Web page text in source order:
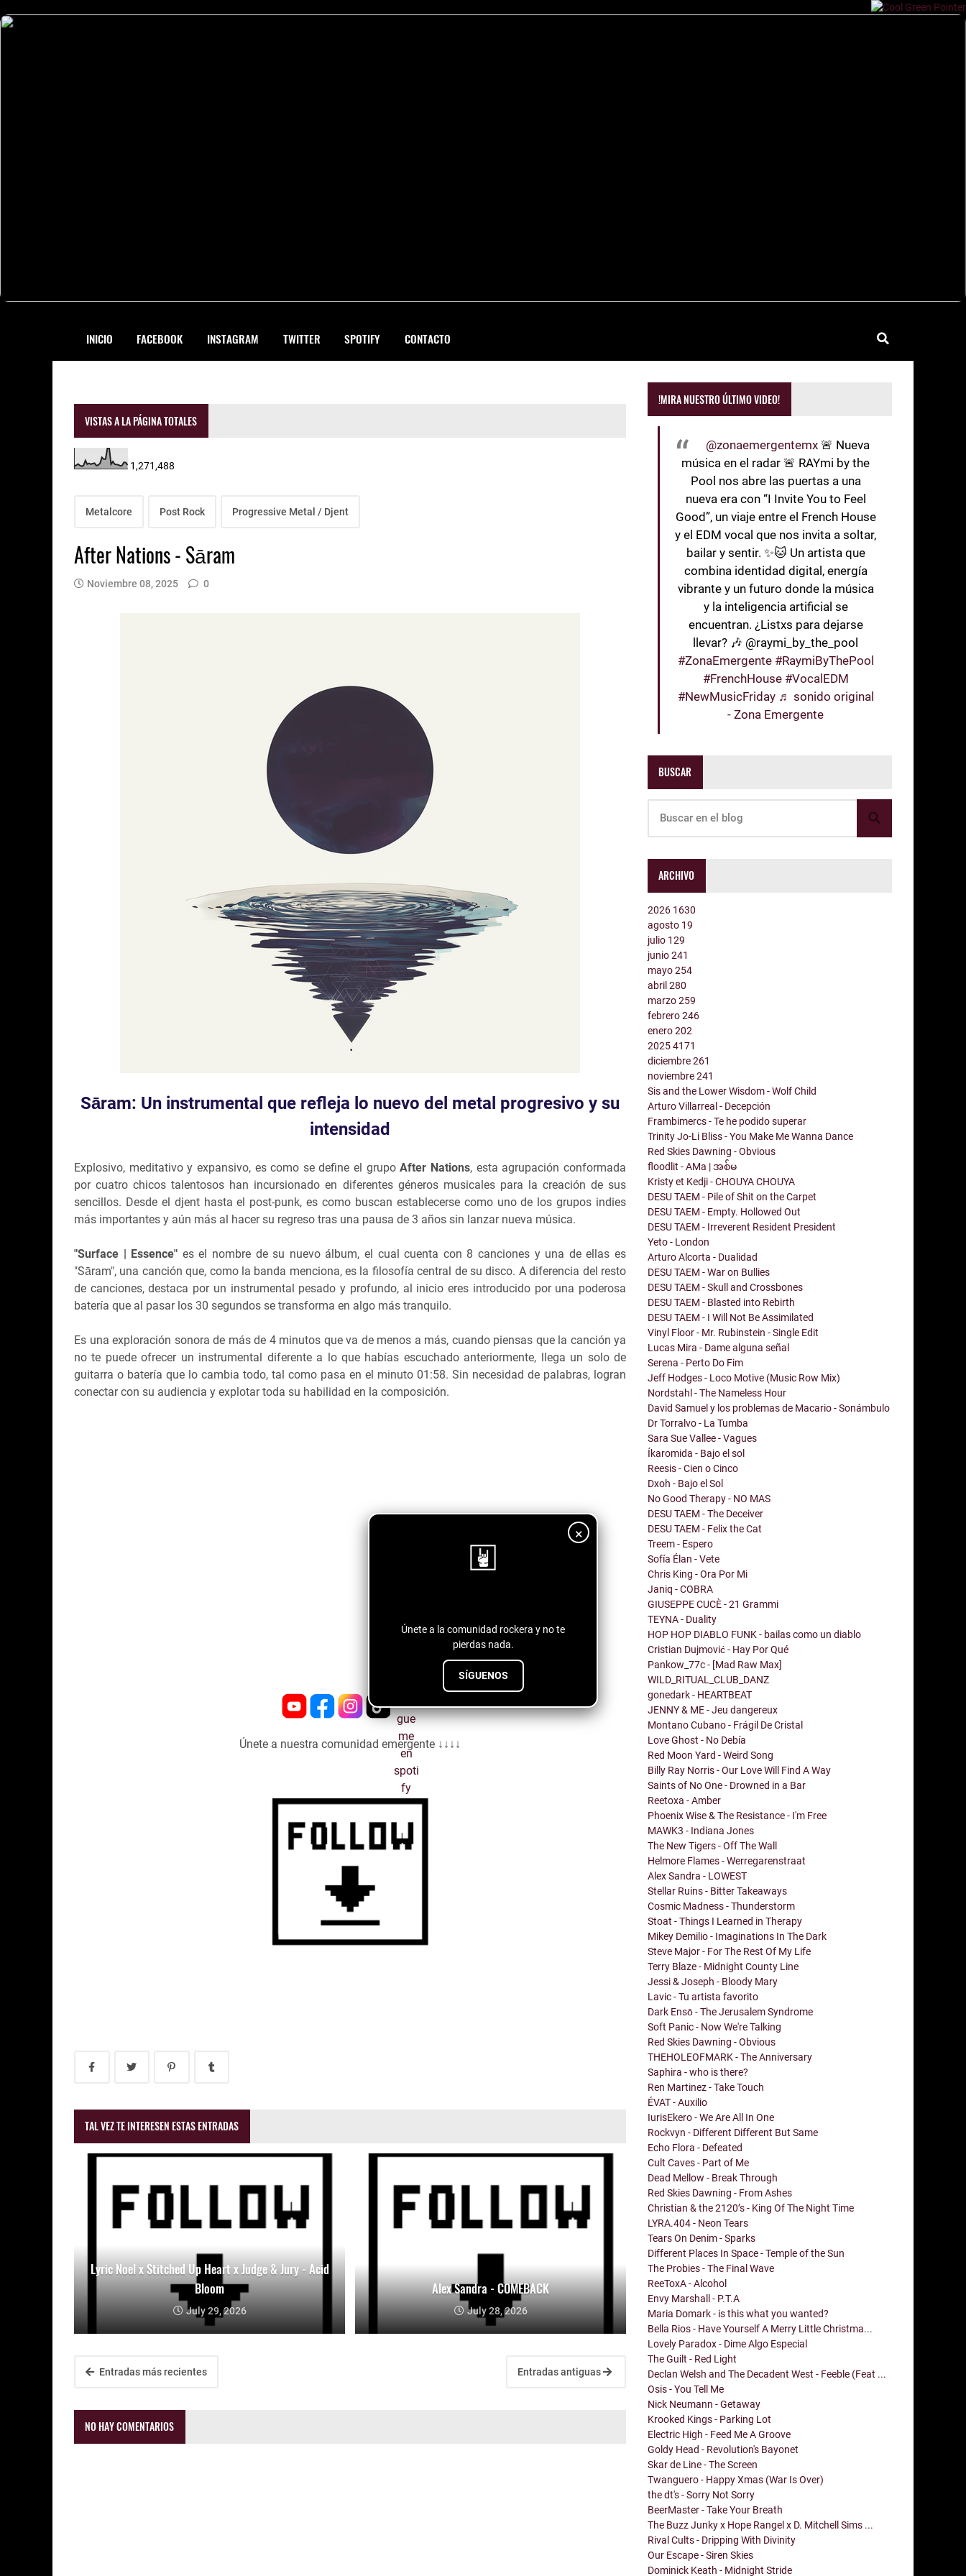
INICIO FACEBOOK INSTAGRAM TWITTER SPOTIFY CONTACTO
×
Únete a la comunidad rockera y no te
pierdas nada.
SÍGUENOS
VISTAS A LA PÁGINA TOTALES
1,271,488
Metalcore Post Rock Progressive Metal / Djent
After Nations - Sāram
Noviembre 08, 2025 0
Sāram: Un instrumental que refleja lo nuevo del metal progresivo y su
intensidad
Explosivo, meditativo y expansivo, es como se define el grupoAfter Nations, esta agrupación conformada
por cuatro chicos talentosos han incursionado en diferentes géneros musicales para la creación de sus
sencillos. Desde el djent hasta el post-punk, es como buscan establecerse como uno de los grupos indies
más importantes y aún más al hacer su regreso tras una pausa de 3 años sin lanzar nueva música.
"Surface | Essence" es el nombre de su nuevo álbum, el cual cuenta con 8 canciones y una de ellas es
"Sāram", una canción que, como la banda menciona, es la filosofía central de su disco. A diferencia del resto
de canciones, destaca por un instrumental pesado y profundo, al inicio eres introducido por una poderosa
batería que al pasar los 30 segundos se transforma en algo más tranquilo.
Es una exploración sonora de más de 4 minutos que va de menos a más, cuando piensas que la canción ya
no te puede ofrecer un instrumental diferente a lo que habías escuchado anteriormente, llega un solo de
guitarra o batería que lo cambia todo, tal como pasa en el minuto 01:58. Sin necesidad de palabras, logran
conectar con su audiencia y explotar toda su habilidad en la composición.
Únete a nuestra comunidad emergente ↓↓↓↓
TAL VEZ TE INTERESEN ESTAS ENTRADAS
Lyric Noel x Stitched Up Heart x Judge & Jury - Acid
Bloom
July 29, 2026
Alex Sandra - COMEBACK
July 28, 2026
Entradas más recientes Entradas antiguas
NO HAY COMENTARIOS
!MIRA NUESTRO ÚLTIMO VIDEO!
@zonaemergentemx 🚨 Nueva
música en el radar 🚨 RAYmi by the
Pool nos abre las puertas a una
nueva era con “I Invite You to Feel
Good”, un viaje entre el French House
y el EDM vocal que nos invita a soltar,
bailar y sentir. ✨🐱 Un artista que
combina identidad digital, energía
vibrante y un futuro donde la música
y la inteligencia artificial se
encuentran. ¿Listxs para dejarse
llevar? 🎶 @raymi_by_the_pool
#ZonaEmergente #RaymiByThePool
#FrenchHouse #VocalEDM
#NewMusicFriday ♬ sonido original
- Zona Emergente
BUSCAR
ARCHIVO
2026 1630
agosto 19
julio 129
junio241
mayo254
abril280
marzo259
febrero246
enero202
20254171
diciembre261
noviembre241
Sis and the Lower Wisdom - Wolf Child
Arturo Villarreal - Decepción
Frambimercs - Te he podido superar
Trinity Jo-Li Bliss - You Make Me Wanna Dance
Red Skies Dawning - Obvious
floodlit - AMa | အစ်မ
Kristy et Kedji - CHOUYA CHOUYA
DESU TAEM - Pile of Shit on the Carpet
DESU TAEM - Empty. Hollowed Out
DESU TAEM - Irreverent Resident President
Yeto - London
Arturo Alcorta - Dualidad
DESU TAEM - War on Bullies
DESU TAEM - Skull and Crossbones
DESU TAEM - Blasted into Rebirth
DESU TAEM - I Will Not Be Assimilated
Vinyl Floor - Mr. Rubinstein - Single Edit
Lucas Mira - Dame alguna señal
Serena - Perto Do Fim
Jeff Hodges - Loco Motive (Music Row Mix)
Nordstahl - The Nameless Hour
David Samuel y los problemas de Macario - Sonámbulo
Dr Torralvo - La Tumba
Sara Sue Vallee - Vagues
Íkaromida - Bajo el sol
Reesis - Cien o Cinco
Dxoh - Bajo el Sol
No Good Therapy - NO MAS
DESU TAEM - The Deceiver
DESU TAEM - Felix the Cat
Treem - Espero
Sofía Élan - Vete
Chris King - Ora Por Mi
Janiq - COBRA
GIUSEPPE CUCÈ - 21 Grammi
TEYNA - Duality
HOP HOP DIABLO FUNK - bailas como un diablo
Cristian Dujmović - Hay Por Qué
Pankow_77c - [Mad Raw Max]
WILD_RITUAL_CLUB_DANZ
gonedark - HEARTBEAT
JENNY & ME - Jeu dangereux
Montano Cubano - Frágil De Cristal
Love Ghost - No Debía
Red Moon Yard - Weird Song
Billy Ray Norris - Our Love Will Find A Way
Saints of No One - Drowned in a Bar
Reetoxa - Amber
Phoenix Wise & The Resistance - I'm Free
MAWK3 - Indiana Jones
The New Tigers - Off The Wall
Helmore Flames - Werregarenstraat
Alex Sandra - LOWEST
Stellar Ruins - Bitter Takeaways
Cosmic Madness - Thunderstorm
Stoat - Things I Learned in Therapy
Mikey Demilio - Imaginations In The Dark
Steve Major - For The Rest Of My Life
Terry Blaze - Midnight County Line
Jessi & Joseph - Bloody Mary
Lavic - Tu artista favorito
Dark Ensō - The Jerusalem Syndrome
Soft Panic - Now We're Talking
Red Skies Dawning - Obvious
THEHOLEOFMARK - The Anniversary
Saphira - who is there?
Ren Martinez - Take Touch
ÉVAT - Auxilio
IurisEkero - We Are All In One
Rockvyn - Different Different But Same
Echo Flora - Defeated
Cult Caves - Part of Me
Dead Mellow - Break Through
Red Skies Dawning - From Ashes
Christian & the 2120’s - King Of The Night Time
LYRA.404 - Neon Tears
Tears On Denim - Sparks
Different Places In Space - Temple of the Sun
The Probies - The Final Wave
ReeToxA - Alcohol
Envy Marshall - P.T.A
Maria Domark - is this what you wanted?
Bella Rios - Have Yourself A Merry Little Christma...
Lovely Paradox - Dime Algo Especial
The Guilt - Red Light
Declan Welsh and The Decadent West - Feeble (Feat ...
Osis - You Tell Me
Nick Neumann - Getaway
Krooked Kings - Parking Lot
Electric High - Feed Me A Groove
Goldy Head - Revolution's Bayonet
Skar de Line - The Screen
Twanguero - Happy Xmas (War Is Over)
the dt's - Sorry Not Sorry
BeerMaster - Take Your Breath
The Buzz Junky x Hope Rangel x D. Mitchell Sims ...
Rival Cults - Dripping With Divinity
Our Escape - Siren Skies
Dominick Keath - Midnight Stride